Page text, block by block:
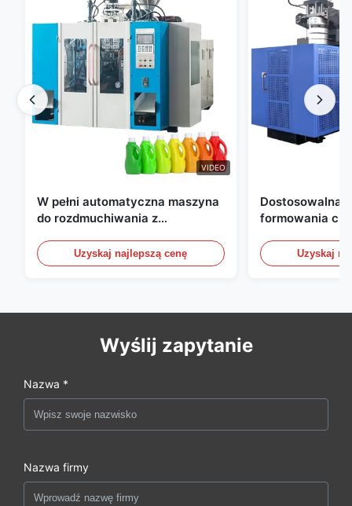
VIDEO
W pełni automatyczna maszyna
do rozdmuchiwania z
rozdmuchiwania butelek HDPE
Uzyskaj najlepszą cenę
Dostosowalna
formowania
Automatyczne
formowania
Uzyskaj
Wyślij zapytanie
Nazwa *
Nazwa firmy